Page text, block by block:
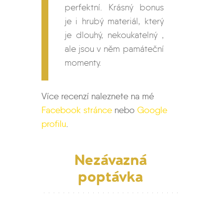
perfektní. Krásný bonus
je i hrubý materiál, který
je dlouhý, nekoukatelný ,
ale jsou v něm památeční
momenty.
Více recenzí naleznete na mé
Facebook stránce nebo Google
profilu.
Nezávazná
poptávka